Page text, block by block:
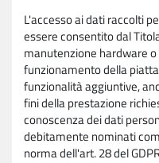
L'accesso ai dati raccolti
essere consentito dal
manutenzione hardware
funzionamento della
funzionalità aggiuntive,
fini della prestazione
conoscenza dei dati
debitamente nominati
norma dell'art. 28 del